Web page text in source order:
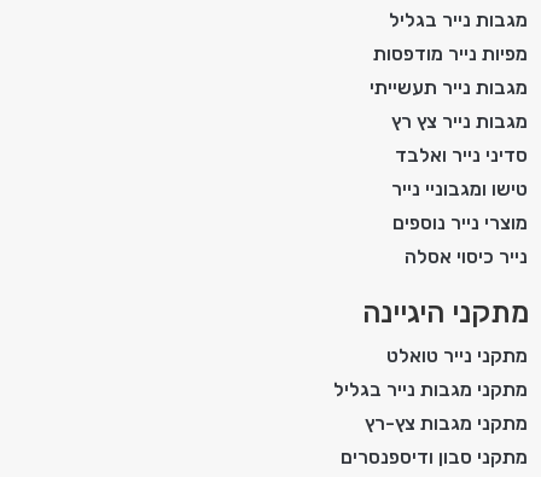
מגבות נייר בגליל
מפיות נייר מודפסות
מגבות נייר תעשייתי
מגבות נייר צץ רץ
סדיני נייר ואלבד
טישו ומגבוניי נייר
מוצרי נייר נוספים
נייר כיסוי אסלה
מתקני היגיינה
מתקני נייר טואלט
מתקני מגבות נייר בגליל
מתקני מגבות צץ-רץ
מתקני סבון ודיספנסרים